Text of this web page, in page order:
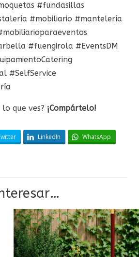
#fundasillas
#mobiliario #mantelería
#fuengirola #EventsDM
#SelfService
lo que ves? ¡Compártelo!
LinkedIn
WhatsApp